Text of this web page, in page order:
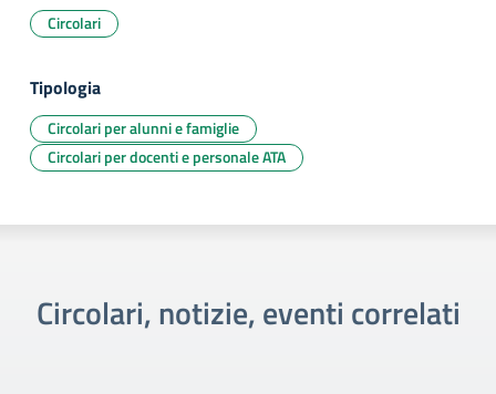
Circolari
Tipologia
Circolari per alunni e famiglie
Circolari per docenti e personale ATA
Circolari, notizie, eventi correlati